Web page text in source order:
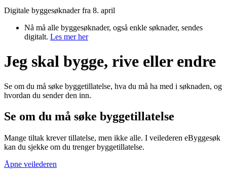
Digitale byggesøknader fra 8. april
Nå må alle byggesøknader, også enkle søknader, sendes
digitalt. Les mer her
Jeg skal bygge, rive eller endre
Se om du må søke byggetillatelse, hva du må ha med i søknaden, og
hvordan du sender den inn.
Se om du må søke byggetillatelse
Mange tiltak krever tillatelse, men ikke alle. I veilederen eByggesøk
kan du sjekke om du trenger byggetillatelse.
Åpne veilederen